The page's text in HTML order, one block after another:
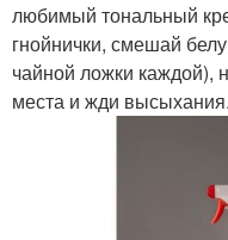
любимый тональный
гнойнички, смешай
чайной ложки каждой),
места и жди высыхания.